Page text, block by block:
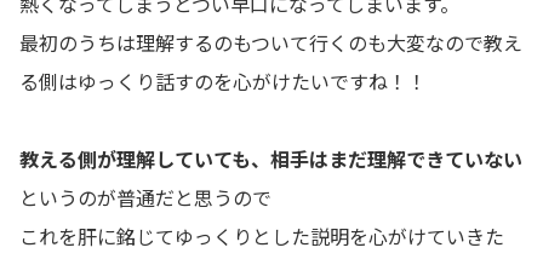
最初のうちは理解するのもついて行くのも大変なので教え
る側はゆっくり話すのを心がけたいですね！！
教える側が理解していても、相手はまだ理解できていない
というのが普通だと思うので
これを肝に銘じてゆっくりとした説明を心がけていきた